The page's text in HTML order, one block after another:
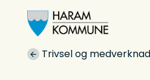
Du er her:
Trivsel og medverknad